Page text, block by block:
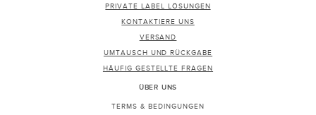
PRIVATE LABEL LÖSUNGEN
KONTAKTIERE UNS
VERSAND
UMTAUSCH UND RÜCKGABE
HÄUFIG GESTELLTE FRAGEN
ÜBER UNS
TERMS & BEDINGUNGEN